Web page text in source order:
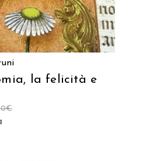
la felicità e
€